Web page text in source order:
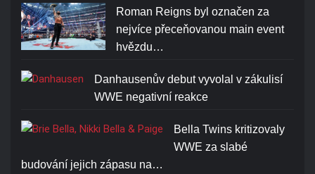
Roman Reigns byl označen za
nejvíce přeceňovanou main event
hvězdu…
Danhausenův debut vyvolal v zákulisí
WWE negativní reakce
Bella Twins kritizovaly
WWE za slabé
budování jejich zápasu na…